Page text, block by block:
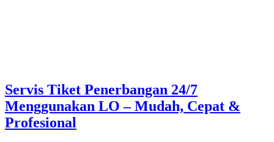
Servis Tiket Penerbangan 24/7
Menggunakan LO – Mudah, Cepat &
Profesional